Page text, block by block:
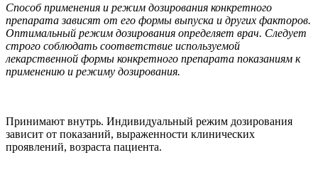
Способ применения и режим дозирования конкретного
препарата зависят от его формы выпуска и других факторов.
Оптимальный режим дозирования определяет врач. Следует
строго соблюдать соответствие используемой
лекарственной формы конкретного препарата показаниям к
применению и режиму дозирования.
Принимают внутрь. Индивидуальный режим дозирования
зависит от показаний, выраженности клинических
проявлений, возраста пациента.